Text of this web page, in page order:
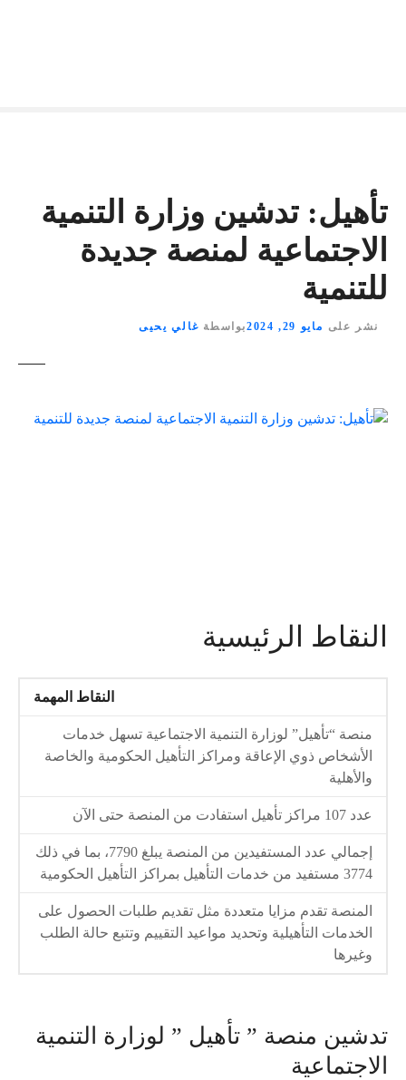
تأهيل: تدشين وزارة التنمية
الاجتماعية لمنصة جديدة
للتنمية
نشر على مايو 29, 2024 بواسطة غالي يحيى
النقاط الرئيسية
النقاط المهمة
منصة “تأهيل” لوزارة التنمية الاجتماعية تسهل خدمات
الأشخاص ذوي الإعاقة ومراكز التأهيل الحكومية والخاصة
والأهلية
عدد 107 مراكز تأهيل استفادت من المنصة حتى الآن
إجمالي عدد المستفيدين من المنصة يبلغ 7790، بما في ذلك
3774 مستفيد من خدمات التأهيل بمراكز التأهيل الحكومية
المنصة تقدم مزايا متعددة مثل تقديم طلبات الحصول على
الخدمات التأهيلية وتحديد مواعيد التقييم وتتبع حالة الطلب
وغيرها
تدشين منصة ” تأهيل ” لوزارة التنمية
الاجتماعية